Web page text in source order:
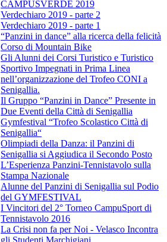
CAMPUSVERDE 2019
Verdechiaro 2019 - parte 2
Verdechiaro 2019 - parte 1
“Panzini in dance” alla ricerca della felicità
Corso di Mountain Bike
Gli Alunni dei Corsi Turistico e Turistico
Sportivo Impegnati in Prima Linea
nell’organizzazione del Trofeo CONI a
Senigallia.
Il Gruppo “Panzini in Dance” Presente in
Due Eventi della Città di Senigallia
Gymfestival “Trofeo Scolastico Città di
Senigallia“
Olimpiadi della Danza: il Panzini di
Senigallia si Aggiudica il Secondo Posto
L’Esperienza Panzini-Tennistavolo sulla
Stampa Nazionale
Alunne del Panzini di Senigallia sul Podio
del GYMFESTIVAL
I Vincitori del 2° Torneo CampuSport di
Tennistavolo 2016
La Crisi non fa per Noi - Velasco Incontra